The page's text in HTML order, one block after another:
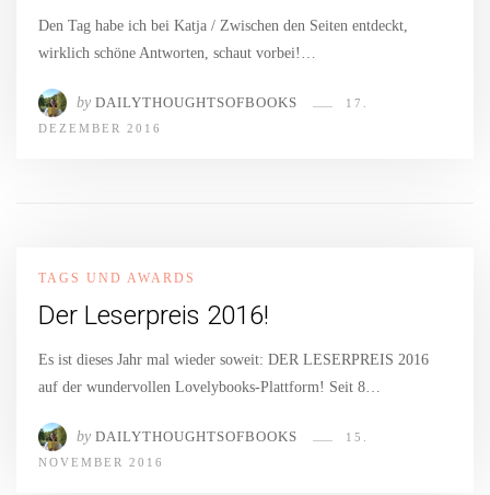
Den Tag habe ich bei Katja / Zwischen den Seiten entdeckt,
wirklich schöne Antworten, schaut vorbei!…
by DAILYTHOUGHTSOFBOOKS
17.
DEZEMBER 2016
TAGS UND AWARDS
Der Leserpreis 2016!
Es ist dieses Jahr mal wieder soweit: DER LESERPREIS 2016
auf der wundervollen Lovelybooks-Plattform! Seit 8…
by DAILYTHOUGHTSOFBOOKS
15.
NOVEMBER 2016